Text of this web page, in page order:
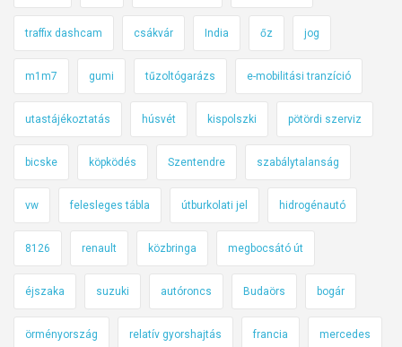
traffix dashcam csákvár India őz jog
m1m7 gumi tűzoltógarázs e-mobilitási tranzíció
utastájékoztatás húsvét kispolszki pötördi szerviz
bicske köpködés Szentendre szabálytalanság
vw felesleges tábla útburkolati jel hidrogénautó
8126 renault közbringa megbocsátó út
éjszaka suzuki autóroncs Budaörs bogár
örményország relatív gyorshajtás francia mercedes